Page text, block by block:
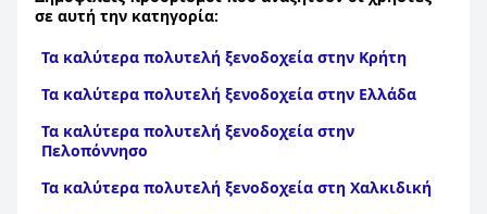
σε αυτή την κατηγορία:
Τα καλύτερα πολυτελή ξενοδοχεία στην Κρήτη
Τα καλύτερα πολυτελή ξενοδοχεία στην Ελλάδα
Τα καλύτερα πολυτελή ξενοδοχεία στην
Πελοπόννησο
Τα καλύτερα πολυτελή ξενοδοχεία στη Χαλκιδική